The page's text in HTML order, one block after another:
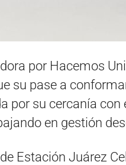
por Hacemos
su pase a
por su cercanía con
en gestión
Estación Juárez